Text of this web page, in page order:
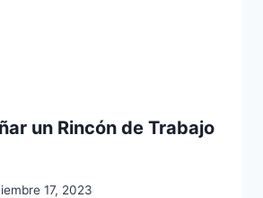
un Rincón de Trabajo
17, 2023